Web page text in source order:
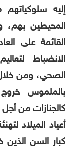
إليه
المحيطين بهم،
القائمة على
الانضباط
الصحي، ومن
بالملموس
كالجنازات من
أعياد الميلاد
كبار السن الذين